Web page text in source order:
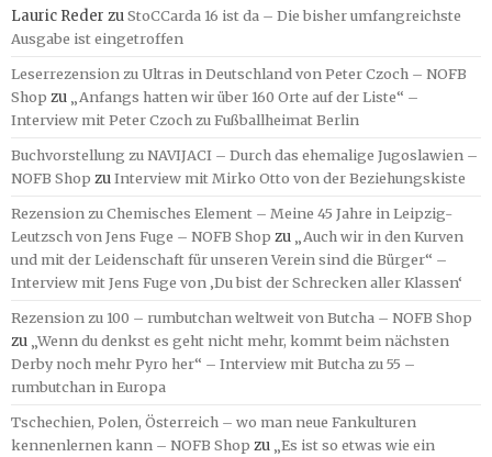
Lauric Reder zuStoCCarda 16 ist da – Die bisher umfangreichste
Ausgabe ist eingetroffen
Leserrezension zu Ultras in Deutschland von Peter Czoch – NOFB
Shop zu
„Anfangs hatten wir über 160 Orte auf der Liste“ –
Interview mit Peter Czoch zu Fußballheimat Berlin
Buchvorstellung zu NAVIJACI – Durch das ehemalige Jugoslawien –
NOFB Shop zuInterview mit Mirko Otto von der Beziehungskiste
Rezension zu Chemisches Element – Meine 45 Jahre in Leipzig-
Leutzsch von Jens Fuge – NOFB Shop zu
„Auch wir in den Kurven
und mit der Leidenschaft für unseren Verein sind die Bürger“ –
Interview mit Jens Fuge von ‚Du bist der Schrecken aller Klassen‘
Rezension zu 100 – rumbutchan weltweit von Butcha – NOFB Shop
zu „Wenn du denkst es geht nicht mehr, kommt beim nächsten
Derby noch mehr Pyro her“ – Interview mit Butcha zu 55 –
rumbutchan in Europa
Tschechien, Polen, Österreich – wo man neue Fankulturen
kennenlernen kann – NOFB Shop zu
„Es ist so etwas wie ein